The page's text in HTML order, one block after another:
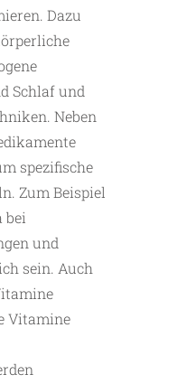
Dazu
Schlaf und
Neben
spezifische
Zum Beispiel
bei
und
sein. Auch
Vitamine